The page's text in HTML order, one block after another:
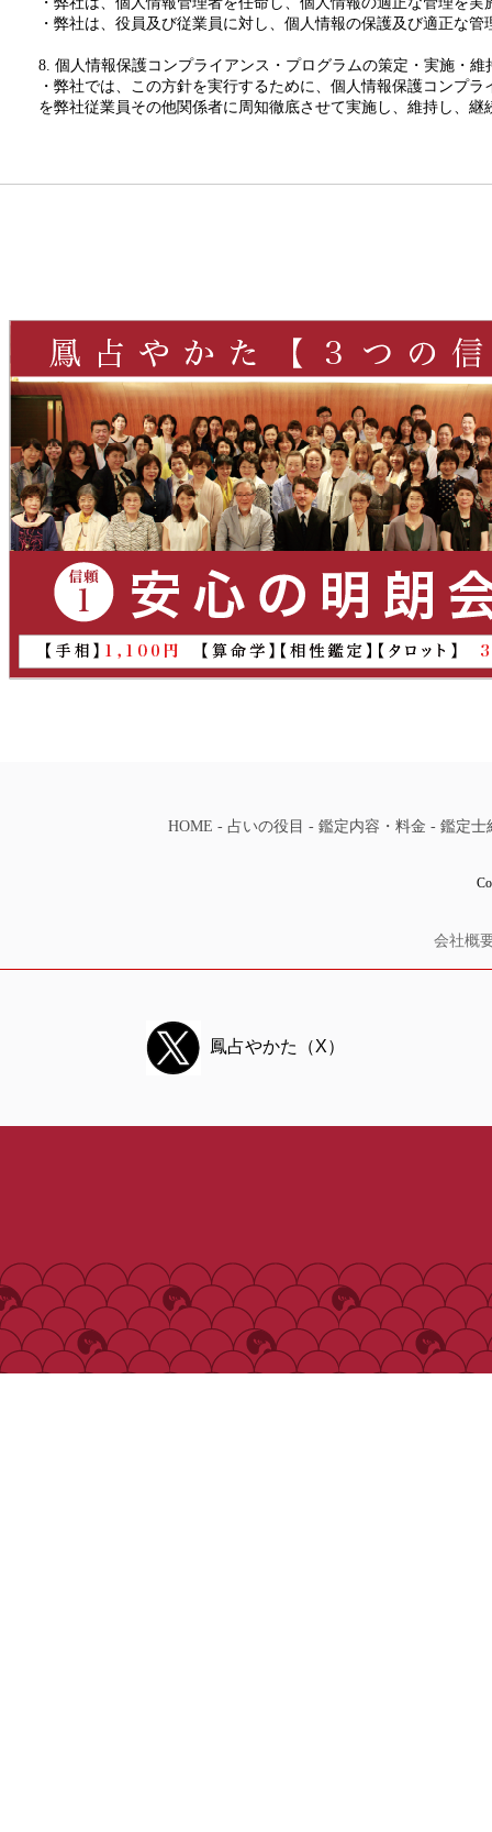
・弊社は、役員及び従業員に対し、個人情報の保護及び適正な
8. 個人情報保護コンプライアンス・プログラムの策定・実施・維
・弊社では、この方針を実行するために、個人情報保護コンプ
を弊社従業員その他関係者に周知徹底させて実施し、維持し、継
HOME - 占いの役目 - 鑑定内容・料金 - 鑑定士
会社概
鳳占やかた（X）